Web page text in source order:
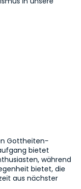
Gottheiten-
bietet
während
bietet, die
aus nächster